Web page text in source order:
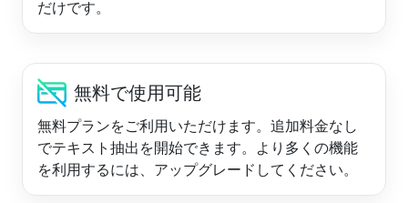
だけです。
無料で使用可能
無料プランをご利用いただけます。追加料金なし
でテキスト抽出を開始できます。より多くの機能
を利用するには、アップグレードしてください。